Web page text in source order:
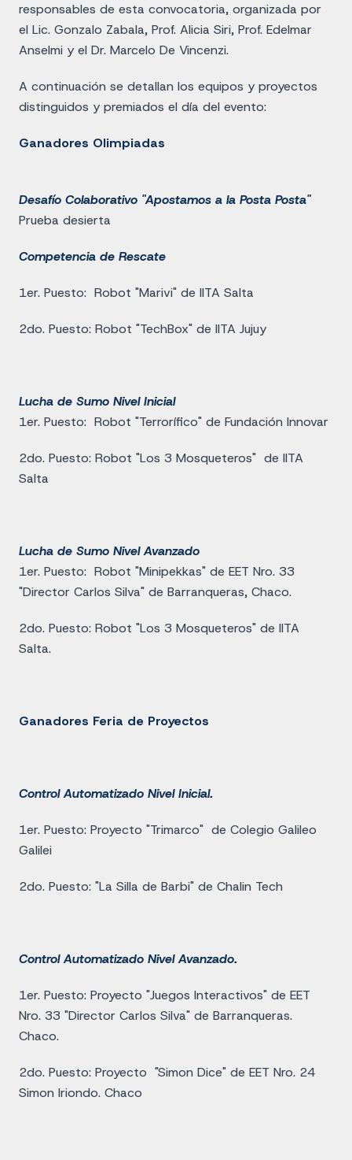
responsables de esta convocatoria, organizada por
el Lic. Gonzalo Zabala, Prof. Alicia Siri, Prof. Edelmar
Anselmi y el Dr. Marcelo De Vincenzi.
A continuación se detallan los equipos y proyectos
distinguidos y premiados el día del evento:
Ganadores Olimpiadas
Desafío Colaborativo "Apostamos a la Posta Posta"
Prueba desierta
Competencia de Rescate
1er. Puesto: Robot "Marivi" de IITA Salta
2do. Puesto: Robot "TechBox" de IITA Jujuy
Lucha de Sumo Nivel Inicial
1er. Puesto: Robot "Terrorífico" de Fundación Innovar
2do. Puesto: Robot "Los 3 Mosqueteros" de IITA
Salta
Lucha de Sumo Nivel Avanzado
1er. Puesto: Robot "Minipekkas" de EET Nro. 33
"Director Carlos Silva" de Barranqueras, Chaco.
2do. Puesto: Robot "Los 3 Mosqueteros" de IITA
Salta.
Ganadores Feria de Proyectos
Control Automatizado Nivel Inicial.
1er. Puesto: Proyecto "Trimarco" de Colegio Galileo
Galilei
2do. Puesto: "La Silla de Barbi" de Chalin Tech
Control Automatizado Nivel Avanzado.
1er. Puesto: Proyecto "Juegos Interactivos" de EET
Nro. 33 "Director Carlos Silva" de Barranqueras.
Chaco.
2do. Puesto: Proyecto "Simon Dice" de EET Nro. 24
Simon Iriondo. Chaco